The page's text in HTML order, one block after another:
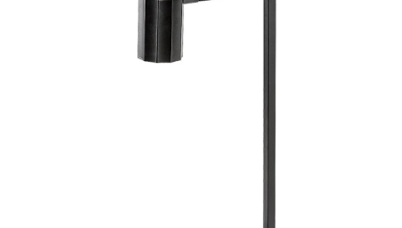
hviezdičiek.